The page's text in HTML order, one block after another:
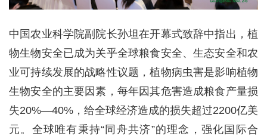
中国农业科学院副院长孙坦在开幕式致辞中指出，植
物生物安全已成为关乎全球粮食安全、生态安全和农
业可持续发展的战略性议题，植物病虫害是影响植物
生物安全的主要因素，每年因其危害造成粮食产量损
失20%—40%，给全球经济造成的损失超过2200亿美
元。全球唯有秉持“同舟共济”的理念，强化国际合